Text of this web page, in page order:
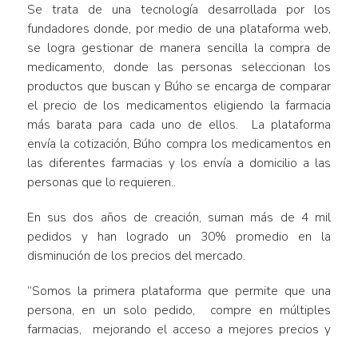
Se trata de una tecnología desarrollada por los
fundadores donde, por medio de una plataforma web,
se logra gestionar de manera sencilla la compra de
medicamento, donde las personas seleccionan los
productos que buscan y Búho se encarga de comparar
el precio de los medicamentos eligiendo la farmacia
más barata para cada uno de ellos. La plataforma
envía la cotización, Búho compra los medicamentos en
las diferentes farmacias y los envía a domicilio a las
personas que lo requieren..
En sus dos años de creación, suman más de 4 mil
pedidos y han logrado un 30% promedio en la
disminución de los precios del mercado.
“Somos la primera plataforma que permite que una
persona, en un solo pedido, compre en múltiples
farmacias, mejorando el acceso a mejores precios y